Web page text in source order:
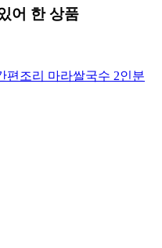
어 한 상품
편조리 마라쌀국수 2인분